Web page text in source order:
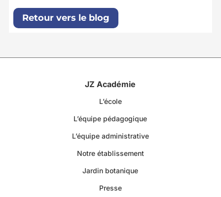
Retour vers le blog
JZ Académie
L’école
L’équipe pédagogique
L’équipe administrative
Notre établissement
Jardin botanique
Presse